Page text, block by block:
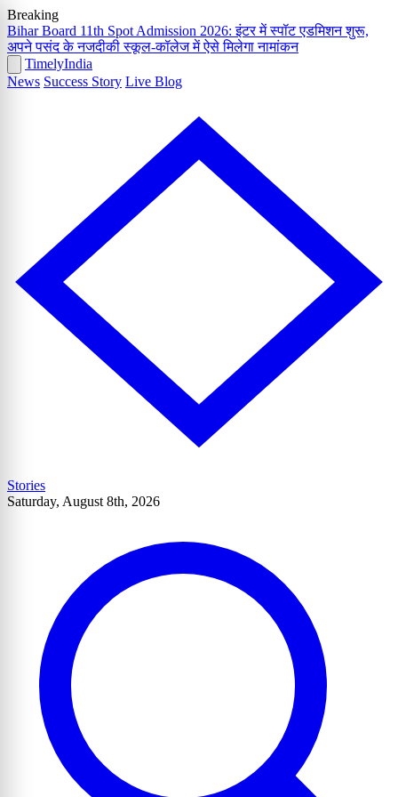
Breaking
Bihar Board 11th Spot Admission 2026: इंटर में स्पॉट एडमिशन शुरू,
अपने पसंद के नजदीकी स्कूल-कॉलेज में ऐसे मिलेगा नामांकन
TimelyIndia
News Success Story Live Blog
Stories
Saturday, August 8th, 2026